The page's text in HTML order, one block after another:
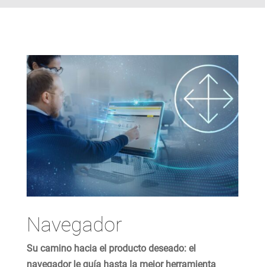
Navegador
Su camino hacia el producto deseado: el
navegador le guía hasta la mejor herramienta